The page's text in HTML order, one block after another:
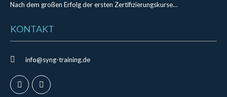
Nach dem großen Erfolg der ersten Zertifizierungskurse…
KONTAKT
info@syng-training.de